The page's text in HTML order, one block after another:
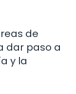
de
dar paso a
y la